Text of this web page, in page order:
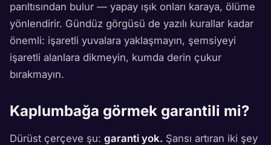
parıltısından bulur — yapay ışık onları karaya, ölüme
yönlendirir. Gündüz görgüsü de yazılı kurallar kadar
önemli: işaretli yuvalara yaklaşmayın, şemsiyeyi
işaretli alanlara dikmeyin, kumda derin çukur
bırakmayın.
Kaplumbağa görmek garantili mi?
Dürüst çerçeve şu: garanti yok. Şansı artıran iki şey